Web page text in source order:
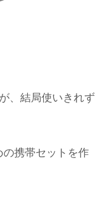
、結局使いきれず
携帯セットを作